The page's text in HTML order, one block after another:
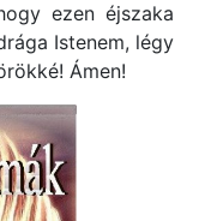
ezen éjszaka
Istenem, légy
Ámen!